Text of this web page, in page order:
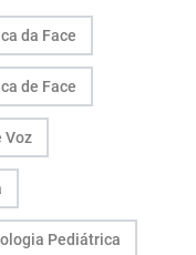
da Face
de Face
Voz
Pediátrica